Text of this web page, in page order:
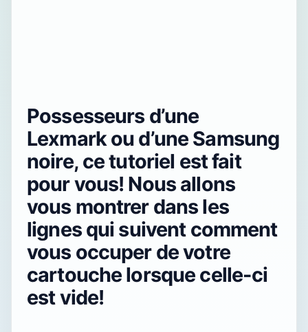
Possesseurs d’une
Lexmark ou d’une Samsung
noire, ce tutoriel est fait
pour vous! Nous allons
vous montrer dans les
lignes qui suivent comment
vous occuper de votre
cartouche lorsque celle-ci
est vide!